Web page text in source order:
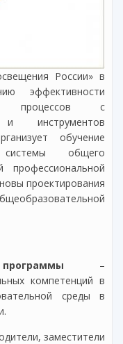
России» в
эффективности
процессов с
и инструментов
обучение
системы общего
профессиональной
проектирования
–
компетенций в
среды в
заместители